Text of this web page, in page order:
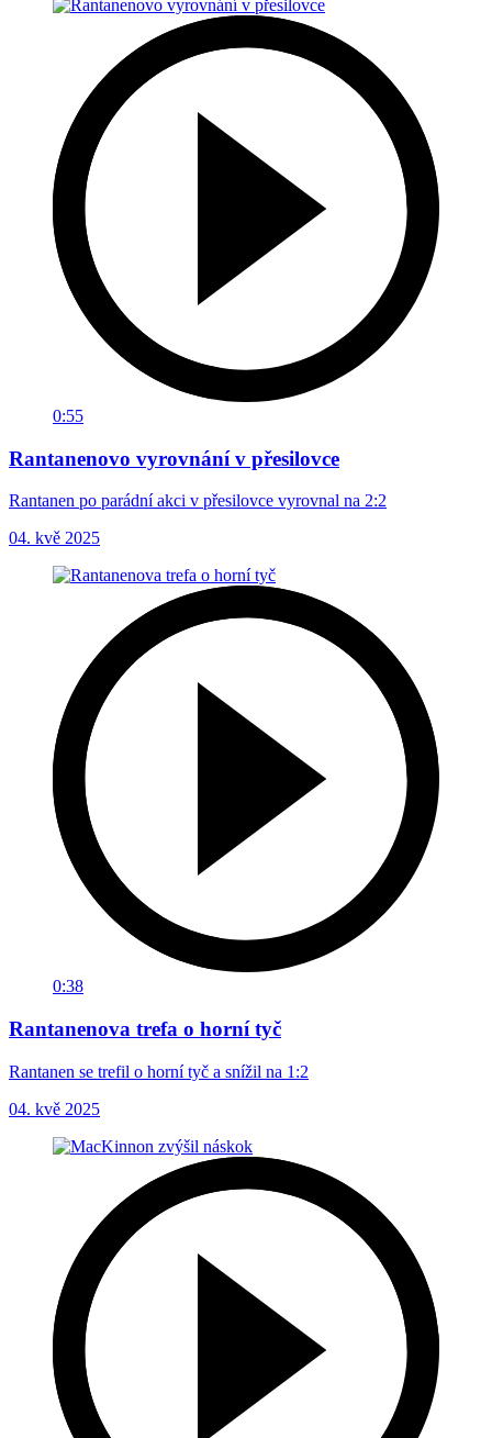
0:55
Rantanenovo vyrovnání v přesilovce
Rantanen po parádní akci v přesilovce vyrovnal na 2:2
04. kvě 2025
0:38
Rantanenova trefa o horní tyč
Rantanen se trefil o horní tyč a snížil na 1:2
04. kvě 2025